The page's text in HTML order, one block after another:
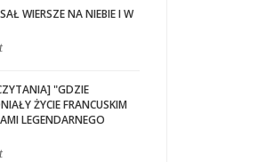
WIERSZE NA NIEBIE I W
"GDZIE
ŻYCIE FRANCUSKIM
LEGENDARNEGO